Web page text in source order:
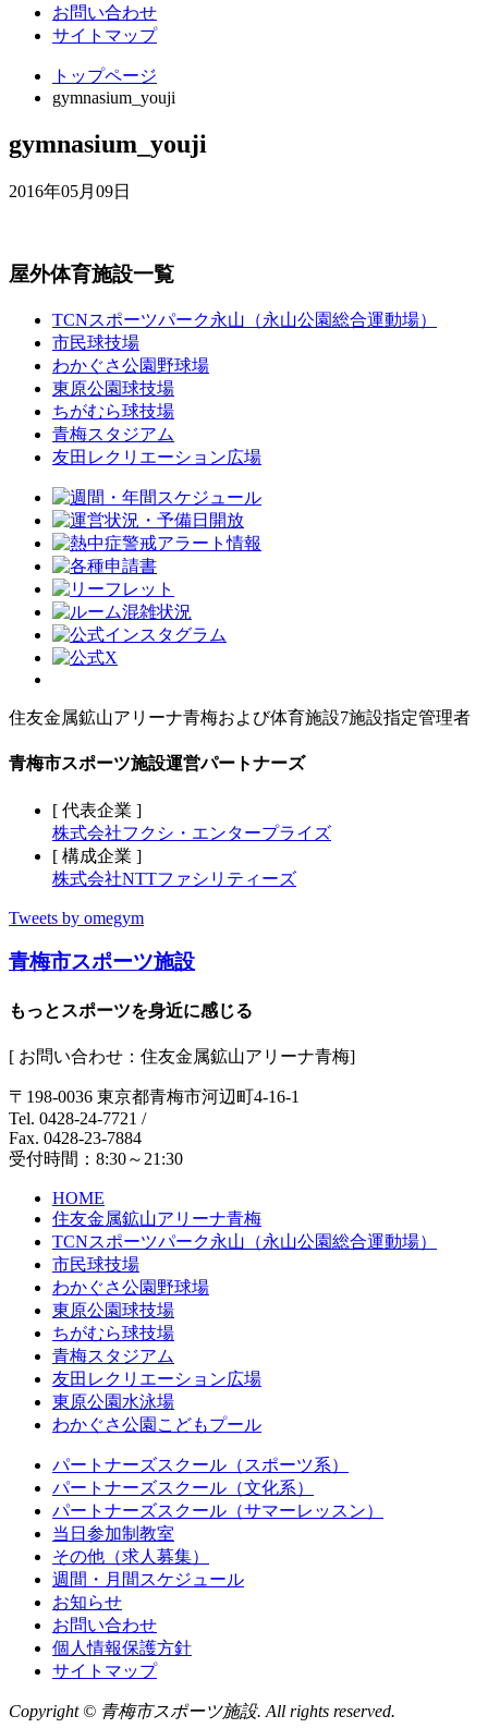
お問い合わせ
サイトマップ
トップページ
gymnasium_youji
gymnasium_youji
2016年05月09日
屋外体育施設一覧
TCNスポーツパーク永山（永山公園総合運動場）
市民球技場
わかぐさ公園野球場
東原公園球技場
ちがむら球技場
青梅スタジアム
友田レクリエーション広場
住友金属鉱山アリーナ青梅および体育施設7施設指定管理者
青梅市スポーツ施設運営パートナーズ
[ 代表企業 ]
株式会社フクシ・エンタープライズ
[ 構成企業 ]
株式会社NTTファシリティーズ
Tweets by omegym
青梅市スポーツ施設
もっとスポーツを身近に感じる
[ お問い合わせ：住友金属鉱山アリーナ青梅]
〒198-0036 東京都青梅市河辺町4-16-1
Tel. 0428-24-7721 /
Fax. 0428-23-7884
受付時間：8:30～21:30
HOME
住友金属鉱山アリーナ青梅
TCNスポーツパーク永山（永山公園総合運動場）
市民球技場
わかぐさ公園野球場
東原公園球技場
ちがむら球技場
青梅スタジアム
友田レクリエーション広場
東原公園水泳場
わかぐさ公園こどもプール
パートナーズスクール（スポーツ系）
パートナーズスクール（文化系）
パートナーズスクール（サマーレッスン）
当日参加制教室
その他（求人募集）
週間・月間スケジュール
お知らせ
お問い合わせ
個人情報保護方針
サイトマップ
Copyright © 青梅市スポーツ施設. All rights reserved.